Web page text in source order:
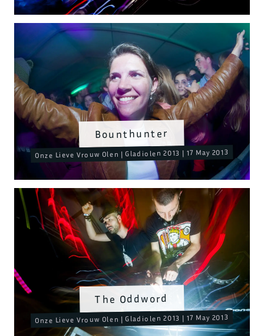
The Oddword
Onze Lieve Vrouw Olen | Gladiolen 2013 | 17 May 2013
Bounthunter
Onze Lieve Vrouw Olen | Gladiolen 2013 | 17 May 2013